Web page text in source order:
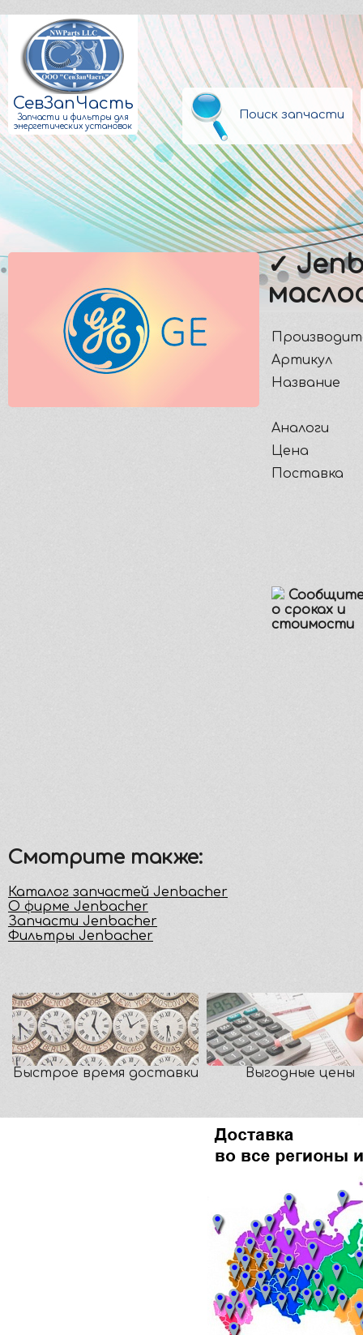
СевЗапЧасть
Запчасти и фильтры для
энергетических установок
Поиск запчасти
✓
Артикул
Название
Аналоги
Цена
Поставка
о сроках и
стоимости
Смотрите также:
Каталог запчастей Jenbacher
О фирме Jenbacher
Запчасти Jenbacher
Фильтры Jenbacher
Быстрое время доставки Выгодные цены